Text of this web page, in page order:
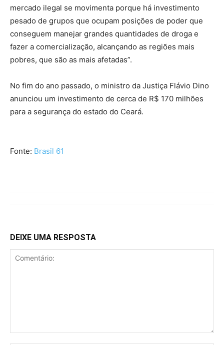
mercado ilegal se movimenta porque há investimento
pesado de grupos que ocupam posições de poder que
conseguem manejar grandes quantidades de droga e
fazer a comercialização, alcançando as regiões mais
pobres, que são as mais afetadas”.
No fim do ano passado, o ministro da Justiça Flávio Dino
anunciou um investimento de cerca de R$ 170 milhões
para a segurança do estado do Ceará.
Fonte: Brasil 61
DEIXE UMA RESPOSTA